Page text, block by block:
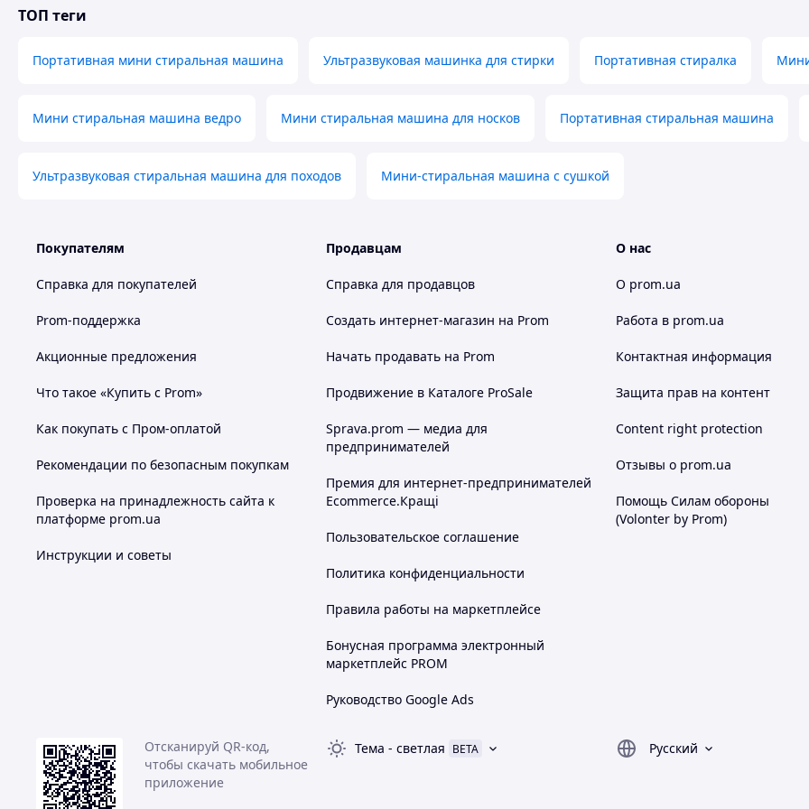
бережно относиться к тканям и избегать их повреждений. Это особенно важно для стирки деликатных и
Режим работы: автоматический;
Максимальная загрузка белья: 1 кг;
Цвет: белый;
Комплектация:
Кабель питания USB;
ТОП теги
Портативная мини стиральная машина Ультразвуковая машинка для стирки Портативная стиралка
Мини стиральная машина ведро Мини стиральная машина для носков Портативная стиральная машина
Ультразвуковая стиральная машина для походов Мини-стиральная машина с сушкой
Покупателям
Справка для покупателей
Prom-поддержка
Акционные предложения
Что такое «Купить с Prom»
Как покупать с Пром-оплатой
Рекомендации по безопасным покупкам
Проверка на принадлежность сайта к
платформе prom.ua
Инструкции и советы
Продавцам
Справка для продавцов
Создать интернет-магазин на Prom
Начать продавать на Prom
Продвижение в Каталоге ProSale
Sprava.prom — медиа для
предпринимателей
Премия для интернет-предпринимателей
Ecommerce.Кращі
Пользовательское соглашение
Политика конфиденциальности
Правила работы на маркетплейсе
Бонусная программа электронный
маркетплейс PROM
Руководство Google Ads
О нас
О prom.ua
Работа в prom.ua
Контактная информация
Защита прав на контент
Content right protection
Отзывы о prom.ua
Помощь Силам обороны
(Volonter by Prom)
Отсканируй QR-код,
чтобы скачать мобильное
приложение
Тема - светлая BETA
Русский